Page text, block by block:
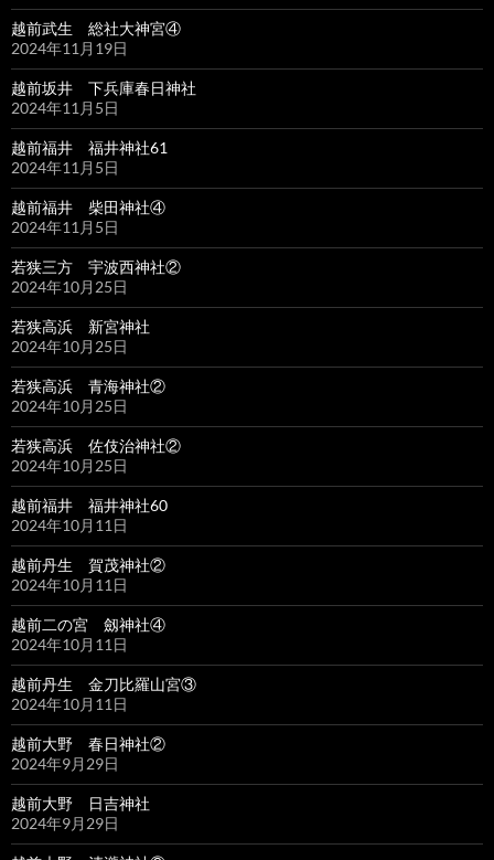
越前武生 総社大神宮④
2024年11月19日
越前坂井 下兵庫春日神社
2024年11月5日
越前福井 福井神社61
2024年11月5日
越前福井 柴田神社④
2024年11月5日
若狭三方 宇波西神社②
2024年10月25日
若狭高浜 新宮神社
2024年10月25日
若狭高浜 青海神社②
2024年10月25日
若狭高浜 佐伎治神社②
2024年10月25日
越前福井 福井神社60
2024年10月11日
越前丹生 賀茂神社②
2024年10月11日
越前二の宮 劔神社④
2024年10月11日
越前丹生 金刀比羅山宮③
2024年10月11日
越前大野 春日神社②
2024年9月29日
越前大野 日吉神社
2024年9月29日